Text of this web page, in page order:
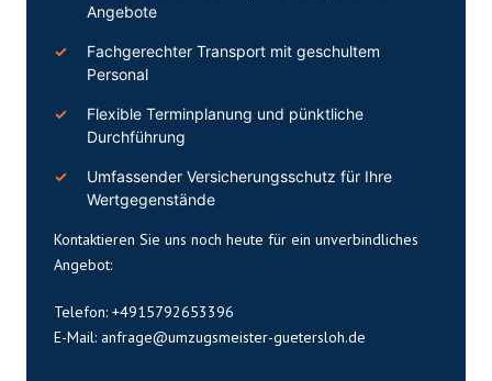
Angebote
Fachgerechter Transport mit geschultem
Personal
Flexible Terminplanung und pünktliche
Durchführung
Umfassender Versicherungsschutz für Ihre
Wertgegenstände
Kontaktieren Sie uns noch heute für ein unverbindliches
Angebot:
Telefon: +4915792653396
E-Mail: anfrage@umzugsmeister-guetersloh.de